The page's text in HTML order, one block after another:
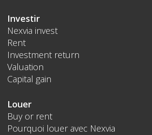
Investir
Nexvia invest
Rent
Investment return
Valuation
Capital gain
Louer
Buy or rent
Pourquoi louer avec Nexvia